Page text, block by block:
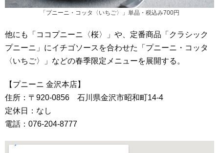
「プニーニ・コッタ〈いちご〉」単品・税込み700円
他にも「ココプニーニ〈桜〉」や、定番商品「クラシック
プニーニ」にイチゴソースを合わせた「プニーニ・コッタ
〈いちご〉」などの春季限定メニューを展開する。
【プニーニ 金沢本店】
住所：〒920-0856 石川県金沢市昭和町14-4
定休日：なし
電話：076-204-8777